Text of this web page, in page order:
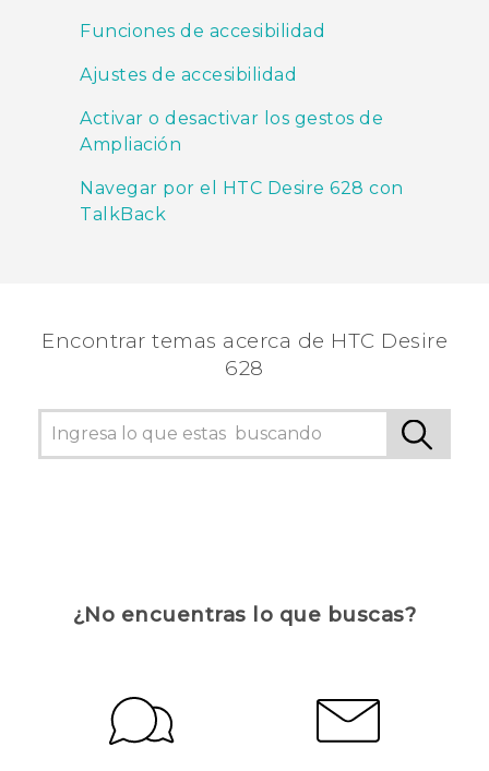
Funciones de accesibilidad
Ajustes de accesibilidad
Activar o desactivar los gestos de
Ampliación
Navegar por el HTC Desire 628 con
TalkBack
Encontrar temas acerca de HTC Desire
628
¿No encuentras lo que buscas?